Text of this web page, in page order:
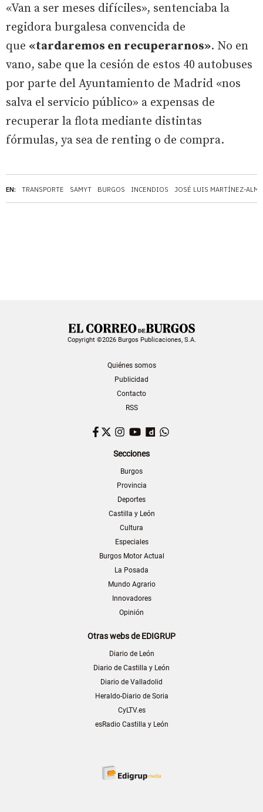
EN: TRANSPORTE SAMYT BURGOS INCENDIOS JOSÉ LUIS MARTÍNEZ-
«Van a ser meses difíciles», sentenciaba la
regidora burgalesa convencida de
que «tardaremos en recuperarnos». No en
vano, sabe que la cesión de estos 40 autobuses
por parte del Ayuntamiento de Madrid «nos
salva el servicio público» a expensas de
recuperar la flota mediante distintas
fórmulas, ya sea de renting o de compra.
Copyright ©2026 Burgos Publicaciones, S.A.
Quiénes somos
Publicidad
Contacto
RSS
Facebook
TwitterInstagram
YouTubeDailymotion
Secciones
Burgos
Provincia
Deportes
Castilla y León
Cultura
Especiales
Burgos Motor Actual
La Posada
Mundo Agrario
Innovadores
Opinión
Otras webs de EDIGRUP
Diario de León
Diario de Castilla y León
Diario de Valladolid
Heraldo-Diario de Soria
CyLTV.es
esRadio Castilla y León